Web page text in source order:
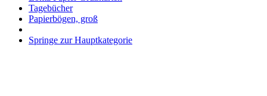
Tagebücher
Papierbögen, groß
Springe zur Hauptkategorie